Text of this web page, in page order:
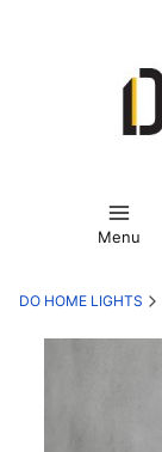
Menu
DO HOME LIGHTS